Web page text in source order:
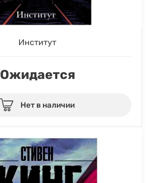
Институт
Ожидается
Нет в наличии